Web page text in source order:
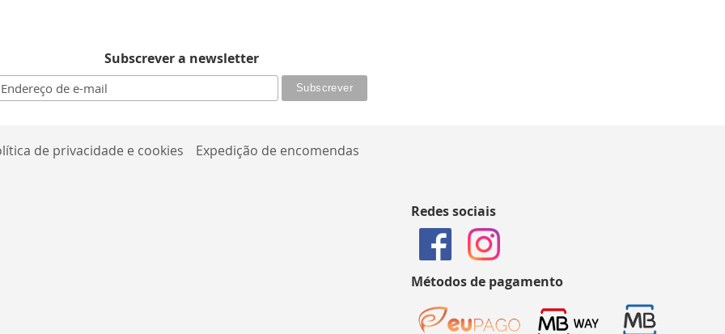
Subscrever a newsletter
de privacidade e cookies Expedição de encomendas
Redes sociais
Métodos de pagamento